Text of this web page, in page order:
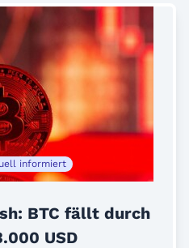
informiert
BTC fällt durch
USD